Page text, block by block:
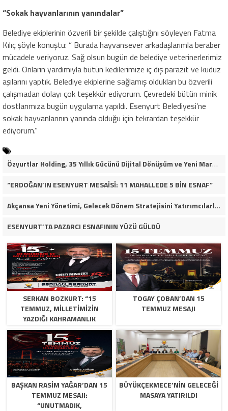
“Sokak hayvanlarının yanındalar”
Belediye ekiplerinin özverili bir şekilde çalıştığını söyleyen Fatma
Kılıç şöyle konuştu: “ Burada hayvansever arkadaşlarımla beraber
mücadele veriyoruz. Sağ olsun bugün de belediye veterinerlerimiz
geldi. Onların yardımıyla bütün kedilerimize iç dış parazit ve kuduz
aşılarını yaptık. Belediye ekiplerine sağlamış oldukları bu özverili
çalışmadan dolayı çok teşekkür ediyorum. Çevredeki bütün minik
dostlarımıza bugün uygulama yapıldı. Esenyurt Belediyesi’ne
sokak hayvanlarının yanında olduğu için tekrardan teşekkür
ediyorum.”
Özyurtlar Holding, 35 Yıllık Gücünü Dijital Dönüşüm ve Yeni Marka Stratejisiyle Geleceğe Taşıyor
“ERDOĞAN’IN ESENYURT MESAİSİ: 11 MAHALLEDE 5 BİN ESNAF”
Akçansa Yeni Yönetimi, Gelecek Dönem Stratejisini Yatırımcılarla Paylaştı
ESENYURT’TA PAZARCI ESNAFININ YÜZÜ GÜLDÜ
SERKAN BOZKURT: “15
TEMMUZ, MILLETIMIZIN
YAZDIĞI KAHRAMANLIK
DESTANIDIR”
TOGAY ÇOBAN’DAN 15
TEMMUZ MESAJI
BAŞKAN RASIM YAĞAR’DAN 15
TEMMUZ MESAJI:
“UNUTMADIK,
BÜYÜKÇEKMECE’NİN GELECEĞİ
MASAYA YATIRILDI